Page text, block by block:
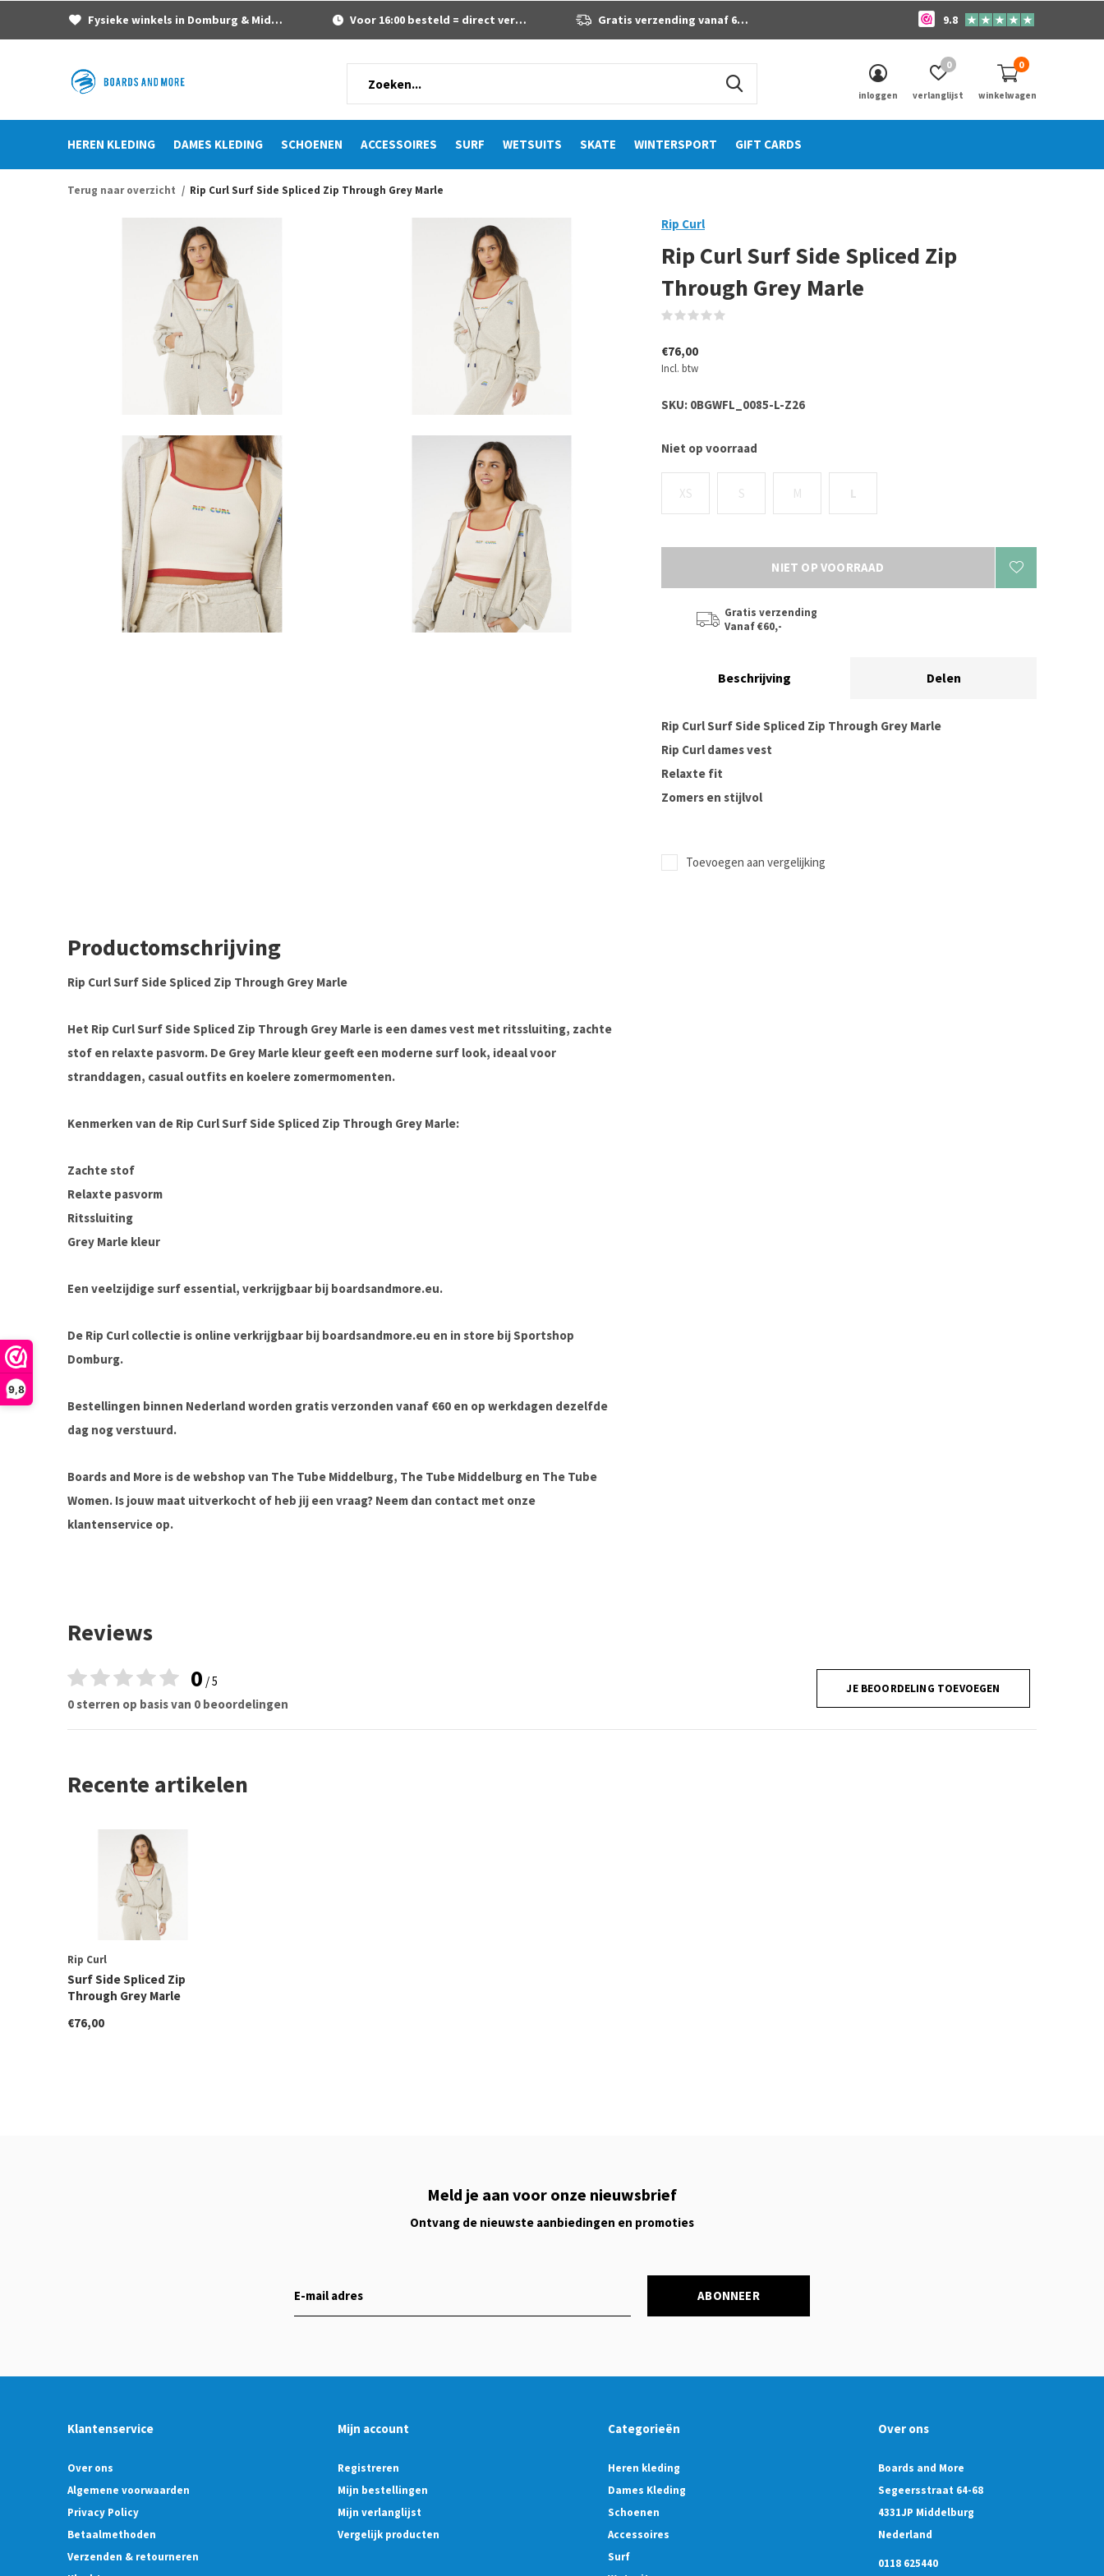
9,8
HEREN KLEDING DAMES KLEDING SCHOENEN ACCESSOIRES SURF WETSUITS SKATE WINTERSPORT GIFT CARDS
inloggen verlanglijst
0
winkelwagen
0
Fysieke winkels in Domburg & Middelburg Voor 16:00 besteld = direct verzonden Gratis verzending vanaf 60 euro 9.8
Terug naar overzicht Rip Curl Surf Side Spliced Zip Through Grey Marle
Rip Curl
Rip Curl Surf Side Spliced Zip
Through Grey Marle
€76,00
Incl. btw
SKU: 0BGWFL_0085-L-Z26
Niet op voorraad
XS S M L
NIET OP VOORRAAD
Gratis verzending
Vanaf €60,-
Beschrijving Delen
Rip Curl Surf Side Spliced Zip Through Grey Marle
Rip Curl dames vest
Relaxte fit
Zomers en stijlvol
Toevoegen aan vergelijking
Productomschrijving
Rip Curl Surf Side Spliced Zip Through Grey Marle
Het Rip Curl Surf Side Spliced Zip Through Grey Marle is een dames vest met ritssluiting, zachte
stof en relaxte pasvorm. De Grey Marle kleur geeft een moderne surf look, ideaal voor
stranddagen, casual outfits en koelere zomermomenten.
Kenmerken van de Rip Curl Surf Side Spliced Zip Through Grey Marle:
Zachte stof
Relaxte pasvorm
Ritssluiting
Grey Marle kleur
Een veelzijdige surf essential, verkrijgbaar bij boardsandmore.eu.
De Rip Curl collectie is online verkrijgbaar bij boardsandmore.eu en in store bij Sportshop
Domburg.
Bestellingen binnen Nederland worden gratis verzonden vanaf €60 en op werkdagen dezelfde
dag nog verstuurd.
Boards and More is de webshop van The Tube Middelburg, The Tube Middelburg en The Tube
Women. Is jouw maat uitverkocht of heb jij een vraag? Neem dan contact met onze
klantenservice op.
Reviews
0 / 5
0 sterren op basis van 0 beoordelingen
JE BEOORDELING TOEVOEGEN
Recente artikelen
Rip Curl
Surf Side Spliced Zip
Through Grey Marle
€76,00
Meld je aan voor onze nieuwsbrief
Ontvang de nieuwste aanbiedingen en promoties
ABONNEER
Klantenservice
Over ons
Algemene voorwaarden
Privacy Policy
Betaalmethoden
Verzenden & retourneren
Mijn account
Registreren
Mijn bestellingen
Mijn verlanglijst
Vergelijk producten
Categorieën
Heren kleding
Dames Kleding
Schoenen
Accessoires
Surf
Over ons
Boards and More
Segeersstraat 64-68
4331JP Middelburg
Nederland
0118 625440